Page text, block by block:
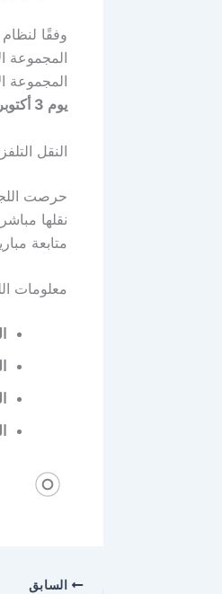
وفقًا
المجموعة
المجموعة
يوم 3 أكتوبر 2025
النقل
حرصت
نقلها
متابعة
معلومات
السابق